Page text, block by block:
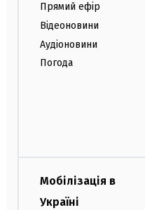
Прямий ефір
Відеоновини
Аудіоновини
Погода
Мобілізація в
Україні